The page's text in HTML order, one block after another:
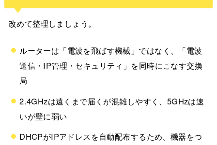
改めて整理しましょう。
ルーターは「電波を飛ばす機械」ではなく、「電波
送信・IP管理・セキュリティ」を同時にこなす交換
局
2.4GHzは遠くまで届くが混雑しやすく、5GHzは速
いが壁に弱い
DHCPがIPアドレスを自動配布するため、機器をつ